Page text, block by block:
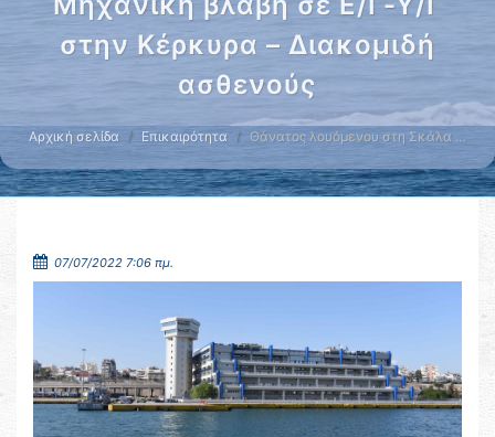
στην Κέρκυρα – Διακομιδή
ασθενούς
Αρχική σελίδα Επικαιρότητα Θάνατος λουόμενου στη Σκάλα …
07/07/2022 7:06 πμ.